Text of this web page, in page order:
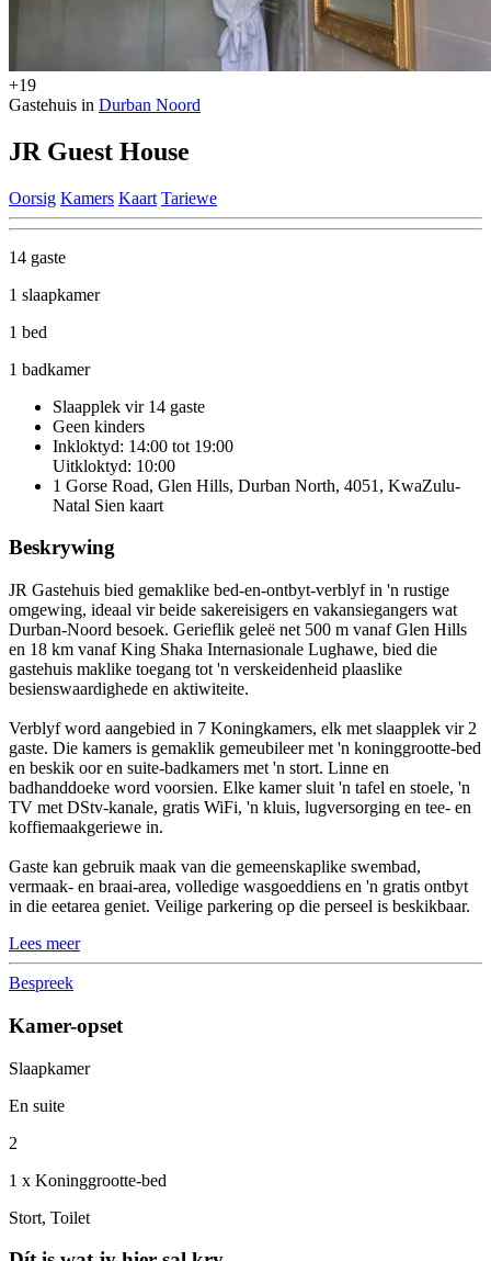
+19
Gastehuis in Durban Noord
JR Guest House
Oorsig Kamers Kaart Tariewe
14 gaste
1 slaapkamer
1 bed
1 badkamer
Slaapplek vir 14 gaste
Geen kinders
Inkloktyd: 14:00 tot 19:00
Uitkloktyd: 10:00
1 Gorse Road, Glen Hills, Durban North, 4051, KwaZulu-
Natal Sien kaart
Beskrywing
JR Gastehuis bied gemaklike bed-en-ontbyt-verblyf in 'n rustige
omgewing, ideaal vir beide sakereisigers en vakansiegangers wat
Durban-Noord besoek. Gerieflik geleë net 500 m vanaf Glen Hills
en 18 km vanaf King Shaka Internasionale Lughawe, bied die
gastehuis maklike toegang tot 'n verskeidenheid plaaslike
besienswaardighede en aktiwiteite.
Verblyf word aangebied in 7 Koningkamers, elk met slaapplek vir 2
gaste. Die kamers is gemaklik gemeubileer met 'n koninggrootte-bed
en beskik oor en suite-badkamers met 'n stort. Linne en
badhanddoeke word voorsien. Elke kamer sluit 'n tafel en stoele, 'n
TV met DStv-kanale, gratis WiFi, 'n kluis, lugversorging en tee- en
koffiemaakgeriewe in.
Gaste kan gebruik maak van die gemeenskaplike swembad,
vermaak- en braai-area, volledige wasgoeddiens en 'n gratis ontbyt
in die eetarea geniet. Veilige parkering op die perseel is beskikbaar.
Lees meer
Bespreek
Kamer-opset
Slaapkamer
En suite
2
1 x Koninggrootte-bed
Stort, Toilet